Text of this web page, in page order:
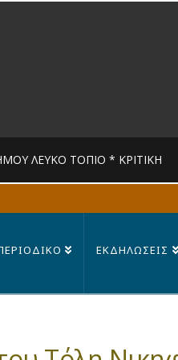
ΛΕΥΚΟ ΤΟΠΙΟ * ΚΡΙΤΙΚΉ
MANDRAGORAS ΕΚΔΗΛΩΣΕΙΣ